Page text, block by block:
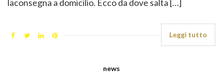
laconsegna a domicilio. Ecco da dove salta […]
Leggi tutto
news